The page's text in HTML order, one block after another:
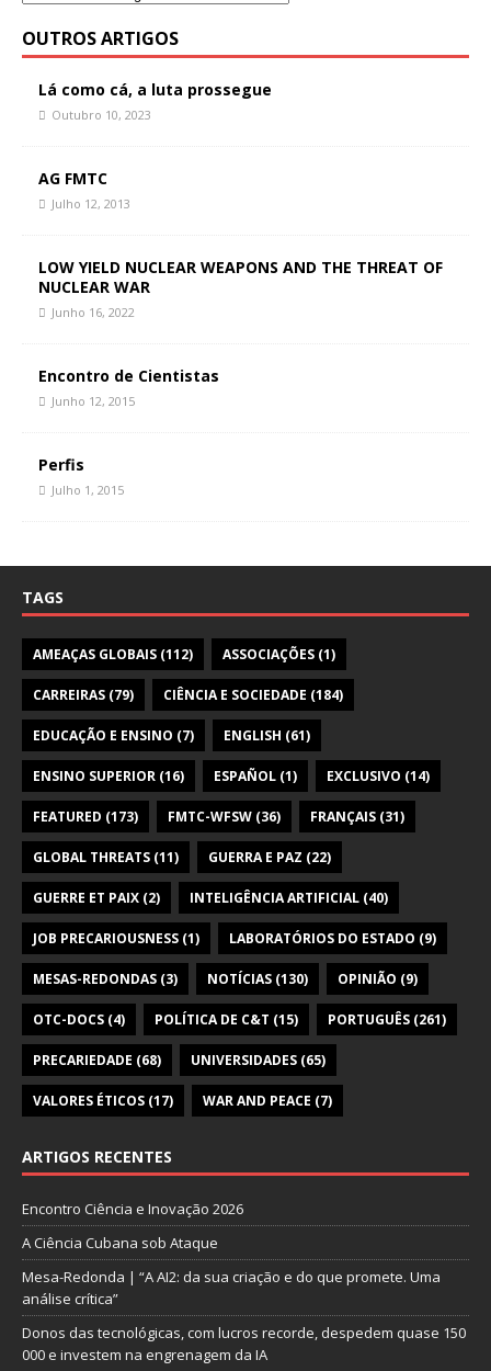
OUTROS ARTIGOS
Lá como cá, a luta prossegue
Outubro 10, 2023
AG FMTC
Julho 12, 2013
LOW YIELD NUCLEAR WEAPONS AND THE THREAT OF
NUCLEAR WAR
Junho 16, 2022
Encontro de Cientistas
Junho 12, 2015
Perfis
Julho 1, 2015
TAGS
AMEAÇAS GLOBAIS (112) ASSOCIAÇÕES (1)
CARREIRAS (79) CIÊNCIA E SOCIEDADE (184)
EDUCAÇÃO E ENSINO (7) ENGLISH (61)
ENSINO SUPERIOR (16) ESPAÑOL (1) EXCLUSIVO (14)
FEATURED (173) FMTC-WFSW (36) FRANÇAIS (31)
GLOBAL THREATS (11) GUERRA E PAZ (22)
GUERRE ET PAIX (2) INTELIGÊNCIA ARTIFICIAL (40)
JOB PRECARIOUSNESS (1) LABORATÓRIOS DO ESTADO (9)
MESAS-REDONDAS (3) NOTÍCIAS (130) OPINIÃO (9)
OTC-DOCS (4) POLÍTICA DE C&T (15) PORTUGUÊS (261)
PRECARIEDADE (68) UNIVERSIDADES (65)
VALORES ÉTICOS (17) WAR AND PEACE (7)
ARTIGOS RECENTES
Encontro Ciência e Inovação 2026
A Ciência Cubana sob Ataque
Mesa-Redonda | “A AI2: da sua criação e do que promete. Uma
análise crítica”
Donos das tecnológicas, com lucros recorde, despedem quase 150
000 e investem na engrenagem da IA